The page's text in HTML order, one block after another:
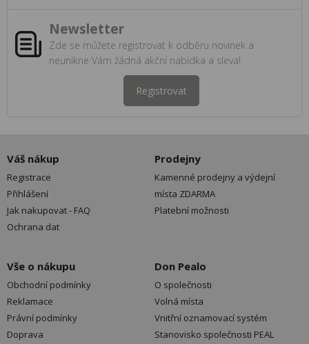
Newsletter
Zde se můžete registrovat k odběru novinek a
neunikne Vám žádná akční nabídka a sleva!
Registrovat
Váš nákup
Registrace
Přihlášení
Jak nakupovat - FAQ
Ochrana dat
Prodejny
Kamenné prodejny a výdejní
místa ZDARMA
Platební možnosti
Vše o nákupu
Obchodní podmínky
Reklamace
Právní podmínky
Doprava
Don Pealo
O společnosti
Volná místa
Vnitřní oznamovací systém
Stanovisko společnosti PEAL